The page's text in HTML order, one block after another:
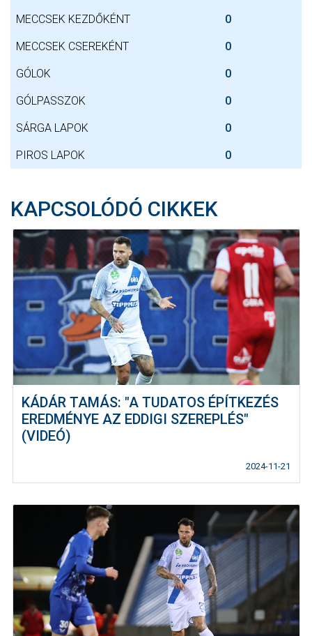
MECCSEK KEZDŐKÉNT 0
MECCSEK CSEREKÉNT 0
GÓLOK 0
GÓLPASSZOK 0
SÁRGA LAPOK 0
PIROS LAPOK 0
KAPCSOLÓDÓ CIKKEK
KÁDÁR TAMÁS: "A TUDATOS ÉPÍTKEZÉS
EREDMÉNYE AZ EDDIGI SZEREPLÉS"
(VIDEÓ)
2024-11-21